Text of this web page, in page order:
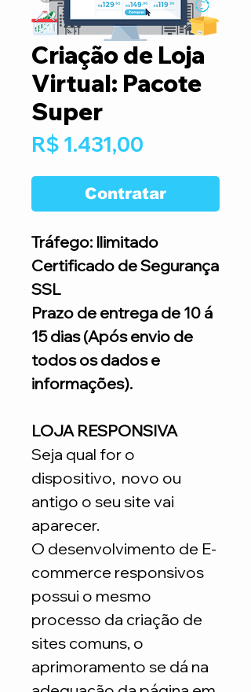
Criação de Loja
Virtual: Pacote
Super
R$ 1.431,00
Contratar
Tráfego: Ilimitado
Certificado de Segurança
SSL
Prazo de entrega de 10 á
15 dias (Após envio de
todos os dados e
informações).
LOJA RESPONSIVA
Seja qual for o
dispositivo, novo ou
antigo o seu site vai
aparecer.
O desenvolvimento de E-
commerce responsivos
possui o mesmo
processo da criação de
sites comuns, o
aprimoramento se dá na